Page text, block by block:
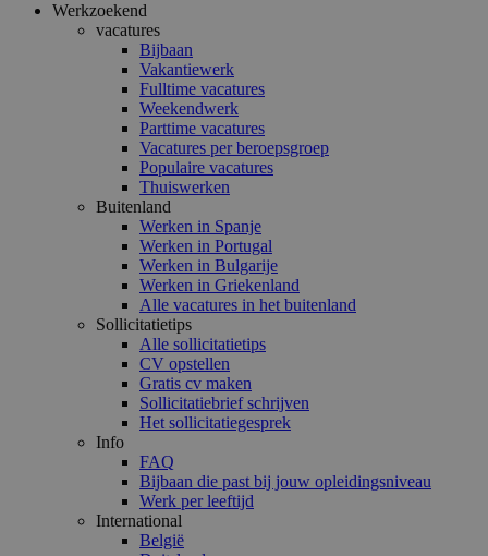
Werkzoekend
vacatures
Bijbaan
Vakantiewerk
Fulltime vacatures
Weekendwerk
Parttime vacatures
Vacatures per beroepsgroep
Populaire vacatures
Thuiswerken
Buitenland
Werken in Spanje
Werken in Portugal
Werken in Bulgarije
Werken in Griekenland
Alle vacatures in het buitenland
Sollicitatietips
Alle sollicitatietips
CV opstellen
Gratis cv maken
Sollicitatiebrief schrijven
Het sollicitatiegesprek
Info
FAQ
Bijbaan die past bij jouw opleidingsniveau
Werk per leeftijd
International
België